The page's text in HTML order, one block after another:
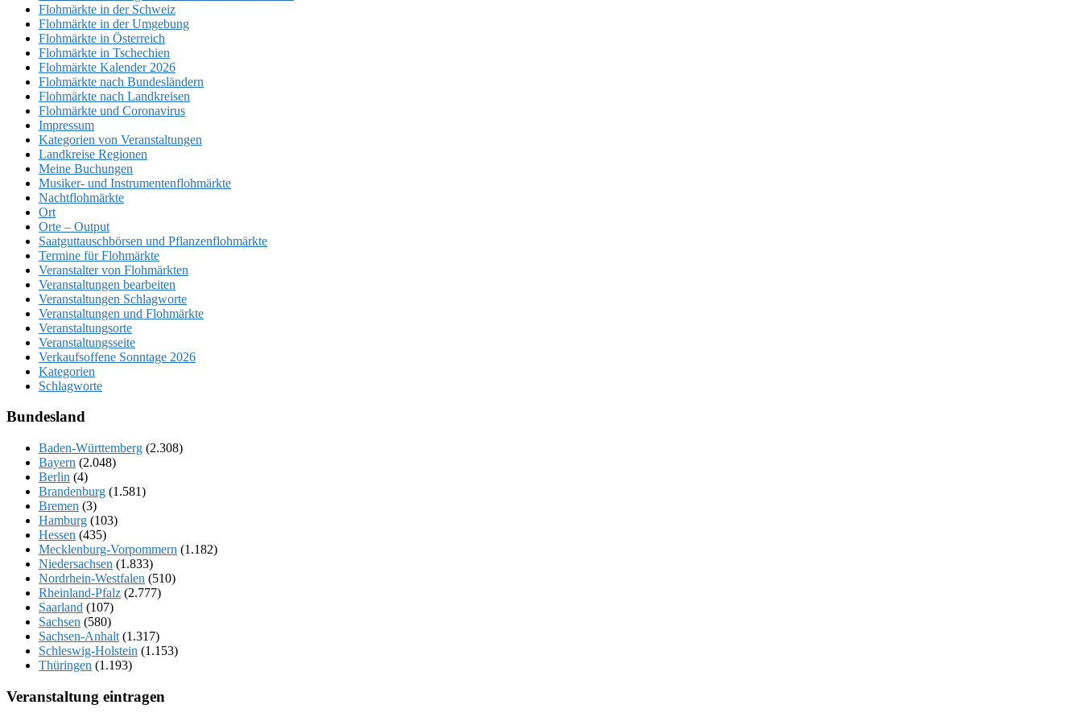
Flohmärkte in der Schweiz
Flohmärkte in der Umgebung
Flohmärkte in Österreich
Flohmärkte in Tschechien
Flohmärkte Kalender 2026
Flohmärkte nach Bundesländern
Flohmärkte nach Landkreisen
Flohmärkte und Coronavirus
Impressum
Kategorien von Veranstaltungen
Landkreise Regionen
Meine Buchungen
Musiker- und Instrumentenflohmärkte
Nachtflohmärkte
Ort
Orte – Output
Saatguttauschbörsen und Pflanzenflohmärkte
Termine für Flohmärkte
Veranstalter von Flohmärkten
Veranstaltungen bearbeiten
Veranstaltungen Schlagworte
Veranstaltungen und Flohmärkte
Veranstaltungsorte
Veranstaltungsseite
Verkaufsoffene Sonntage 2026
Kategorien
Schlagworte
Bundesland
Baden-Württemberg (2.308)
Bayern (2.048)
Berlin (4)
Brandenburg (1.581)
Bremen (3)
Hamburg (103)
Hessen (435)
Mecklenburg-Vorpommern (1.182)
Niedersachsen (1.833)
Nordrhein-Westfalen (510)
Rheinland-Pfalz (2.777)
Saarland (107)
Sachsen (580)
Sachsen-Anhalt (1.317)
Schleswig-Holstein (1.153)
Thüringen (1.193)
Veranstaltung eintragen